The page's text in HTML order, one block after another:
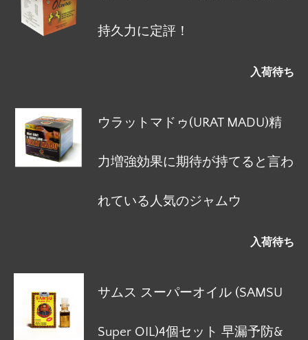
持久力に定評！
入荷待ち
ウラットマドゥ(URAT MADU)精
力増強効果に期待が持てると言わ
れている人気のジャムウ
入荷待ち
サムス スーパーオイル (SAMSU
Super OIL)4個セット 早漏予防&